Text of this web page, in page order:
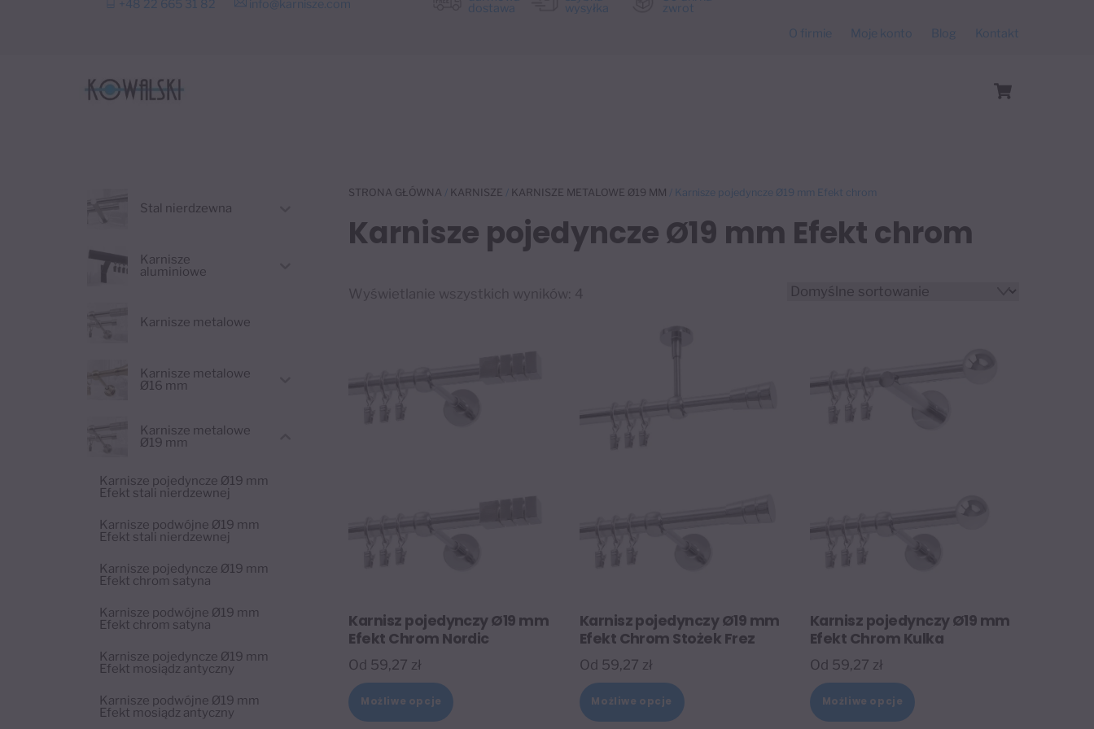
+48 22 665 31 82 info@karnisze.com dostawa wysyłka
zwrot
O firmie
Moje konto Blog Kontakt
STRONA GŁÓWNA / KARNISZE / KARNISZE METALOWE Ø19 MM / Karnisze pojedyncze Ø19 mm Efekt chrom
Karnisze pojedyncze Ø19 mm Efekt chrom
Wyświetlanie wszystkich wyników: 4
Karnisz pojedynczy Ø19 mm
Efekt Chrom Nordic
Od 59,27 zł
Możliwe opcje
Karnisz pojedynczy Ø19 mm
Efekt Chrom Stożek Frez
Od 59,27 zł
Możliwe opcje
Ten
Karnisz pojedynczy Ø19 mm
Efekt Chrom Kulka
Od 59,27 zł
Możliwe opcje
Stal nierdzewna
Karnisze
aluminiowe
Karnisze metalowe
Karnisze metalowe
Ø16 mm
Karnisze metalowe
Ø19 mm
Karnisze pojedyncze Ø19 mm
Efekt stali nierdzewnej
Karnisze podwójne Ø19 mm
Efekt stali nierdzewnej
Karnisze pojedyncze Ø19 mm
Efekt chrom satyna
Karnisze podwójne Ø19 mm
Efekt chrom satyna
Karnisze pojedyncze Ø19 mm
Efekt mosiądz antyczny
Karnisze podwójne Ø19 mm
Efekt mosiądz antyczny